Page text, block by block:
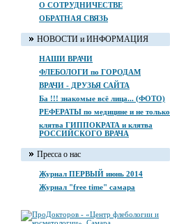
О СОТРУДНИЧЕСТВЕ
ОБРАТНАЯ СВЯЗЬ
НОВОСТИ и ИНФОРМАЦИЯ
НАШИ ВРАЧИ
ФЛЕБОЛОГИ по ГОРОДАМ
ВРАЧИ - ДРУЗЬЯ САЙТА
Ба !!! знакомые всё лица... (ФОТО)
РЕФЕРАТЫ по медицине и не только
клятва ГИППОКРАТА и клятва
РОССИЙСКОГО ВРАЧА
Пресса о нас
Журнал ПЕРВЫЙ июнь 2014
Журнал "free time" самара